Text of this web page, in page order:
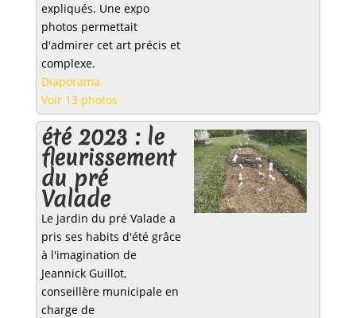
expliqués. Une expo
photos permettait
d'admirer cet art précis et
complexe.
Diaporama
Voir 13 photos
été 2023 : le
fleurissement
du pré
Valade
Le jardin du pré Valade a
pris ses habits d'été grâce
à l'imagination de
Jeannick Guillot,
conseillère municipale en
charge de